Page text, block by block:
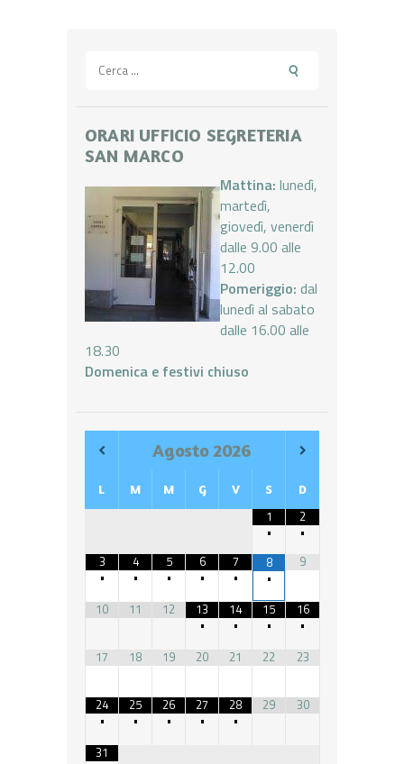
per:
ORARI UFFICIO SEGRETERIA
SAN MARCO
Mattina: lunedì,
martedì,
giovedì, venerdì
dalle 9.00 alle
12.00
Pomeriggio: dal
lunedì al sabato
dalle 16.00 alle
18.30
Domenica e festivi chiuso
Agosto 2026
L M M G V S D
1
•
2
•
3
•
4
•
5
•
6
•
7
•
8
•
9
10 11 12
13
•
14
•
15
•
16
•
17
18 19 20 21 22 23
24
•
25
•
26
•
27
•
28
•
29 30
31